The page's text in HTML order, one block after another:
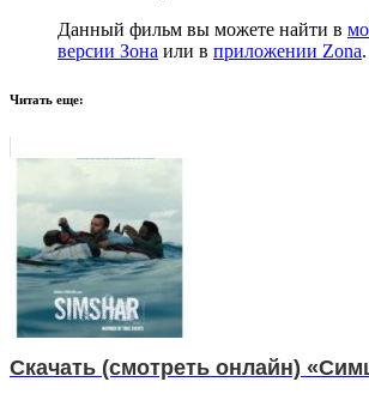
Данный фильм вы можете найти в
версии Зона или в приложении Zona.
Читать еще:
Скачать (смотреть онлайн)